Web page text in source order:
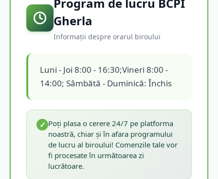
Gherla
Informații despre orarul biroului
Luni - Joi 8:00 - 16:30;Vineri 8:00 -
14:00; Sâmbătă - Duminică: Închis
✓ Poți plasa o cerere 24/7 pe platforma
noastră, chiar și în afara programului
de lucru al biroului! Comenzile tale vor
fi procesate în următoarea zi
lucrătoare.